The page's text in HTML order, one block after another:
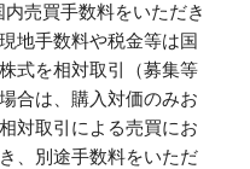
売買手数料をいただき
地手数料や税金等は国
式を相対取引（募集等
合は、購入対価のみお
対取引による売買にお
、別途手数料をいただ